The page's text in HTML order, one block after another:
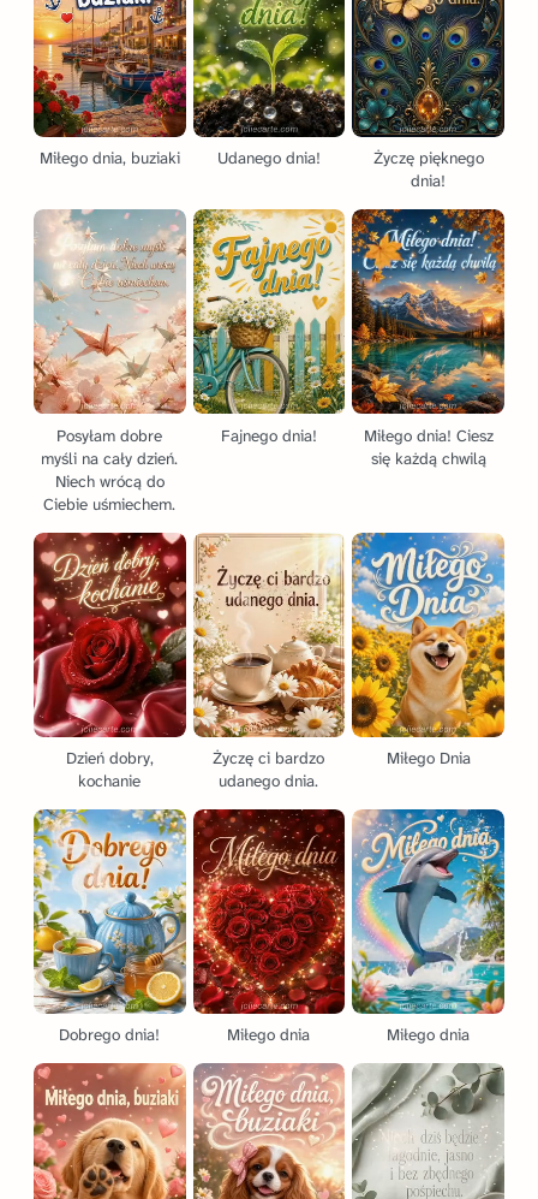
Miłego dnia, buziaki Udanego dnia!
Życzę pięknego
dnia!
Posyłam dobre
myśli na cały dzień.
Niech wrócą do
Ciebie uśmiechem.
Fajnego dnia!
Miłego dnia! Ciesz
się każdą chwilą
Dzień dobry,
kochanie
Życzę ci bardzo
udanego dnia.
Miłego Dnia
Dobrego dnia! Miłego dnia Miłego dnia